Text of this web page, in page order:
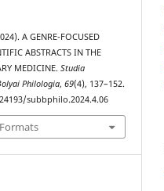
A GENRE-FOCUSED
ABSTRACTS IN THE
MEDICINE.Studia
Philologia,69(4), 137–152.
subbphilo.2024.4.06